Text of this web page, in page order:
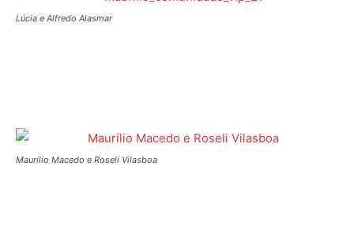
Lúcia e Alfredo Alasmar
Maurílio Macedo e Roseli Vilasboa